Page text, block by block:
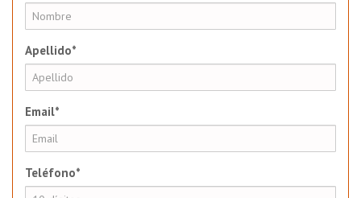
Apellido*
Email*
Teléfono*